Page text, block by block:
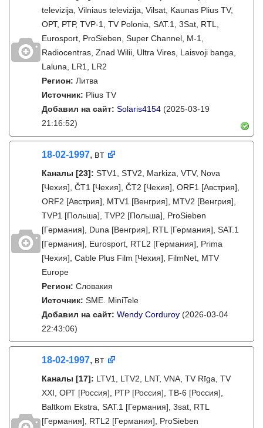
televizija, Vilniaus televizija, Vilsat, Kaunas Plius TV,
ОРТ, РТР, TVP-1, TV Polonia, SAT.1, 3Sat, RTL,
Eurosport, ProSieben, Super Channel, M-1,
Radiocentras, Znad Wilii, Ultra Vires, Laisvoji banga,
Laluna, LR1, LR2
Регион: Литва
Источник: Plius TV
Добавил на сайт: Solaris4154 (2025-03-19
21:16:52)
18-02-1997, вт
Каналы [23]: STV1, STV2, Markiza, VTV, Nova
[Чехия], ČT1 [Чехия], ČT2 [Чехия], ORF1 [Австрия],
ORF2 [Австрия], MTV1 [Венгрия], MTV2 [Венгрия],
TVP1 [Польша], TVP2 [Польша], ProSieben
[Германия], Duna [Венгрия], RTL [Германия], SAT.1
[Германия], Eurosport, RTL2 [Германия], Prima
[Чехия], Cable Plus Film [Чехия], FilmNet, MTV
Europe
Регион: Словакия
Источник: SME. MiniTele
Добавил на сайт: Wendy Corduroy (2026-03-04
22:43:06)
18-02-1997, вт
Каналы [17]: LTV1, LTV2, LNT, VNA, TV Rīga, TV
XXI, ОРТ [Россия], РТР [Россия], ТВ-6 [Россия],
Baltkom Ekstra, SAT.1 [Германия], 3sat, RTL
[Германия], RTL2 [Германия], ProSieben